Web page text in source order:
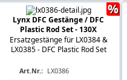
Lynx DFC Gestänge / DFC
Plastic Rod Set - 130X
Ersatzgestänge für LX0384 &
LX0385 - DFC Plastic Rod Set
Art.Nr.: LX0386
%